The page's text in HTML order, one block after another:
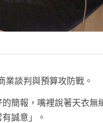
業談判與預算攻防戰。
簡報，嘴裡說著天衣無
誠意」。